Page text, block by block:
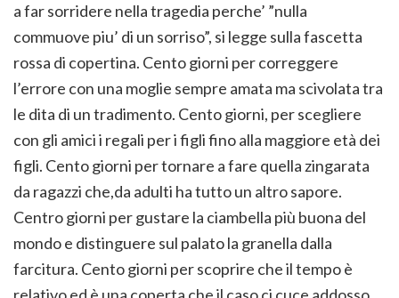
a far sorridere nella tragedia perche’ ”nulla
commuove piu’ di un sorriso”, si legge sulla fascetta
rossa di copertina. Cento giorni per correggere
l’errore con una moglie sempre amata ma scivolata tra
le dita di un tradimento. Cento giorni, per scegliere
con gli amici i regali per i figli fino alla maggiore età dei
figli. Cento giorni per tornare a fare quella zingarata
da ragazzi che,da adulti ha tutto un altro sapore.
Centro giorni per gustare la ciambella più buona del
mondo e distinguere sul palato la granella dalla
farcitura. Cento giorni per scoprire che il tempo è